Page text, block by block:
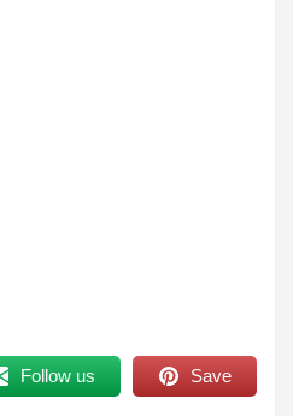
Follow us Save